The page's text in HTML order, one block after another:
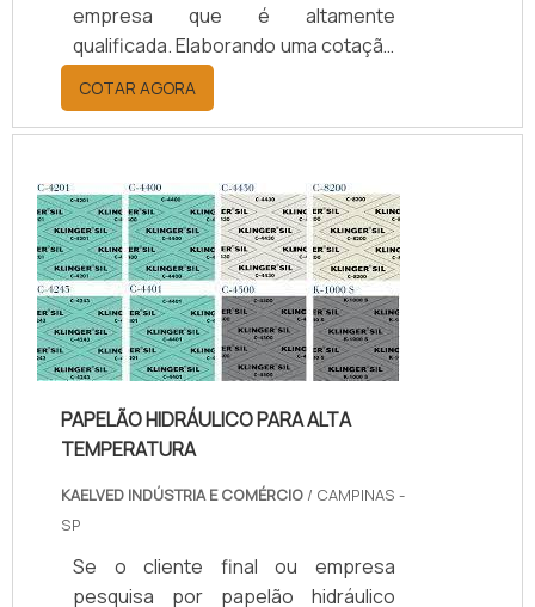
empresa que é altamente
qualificada. Elaborando uma cotação
por meio da plataforma e
descobrindo a melhor referência do
mercado.Sim, aqui é o lugar certo!
temperatura, com os colaboradores
da kaelved obterá excelente custo-
benefício com assessoria técnica
especializada.UM POUCO MAIS
SOBRE JUNTAS DE TEFLON
TEMPERA...
COTAR AGORA
PAPELÃO HIDRÁULICO PARA ALTA
TEMPERATURA
KAELVED INDÚSTRIA E COMÉRCIO / CAMPINAS -
SP
Se o cliente final ou empresa
pesquisa por papelão hidráulico